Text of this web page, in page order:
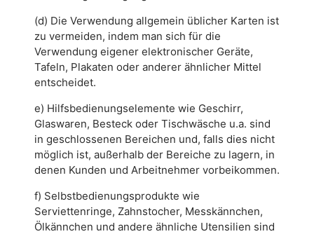
(d) Die Verwendung allgemein üblicher Karten ist
zu vermeiden, indem man sich für die
Verwendung eigener elektronischer Geräte,
Tafeln, Plakaten oder anderer ähnlicher Mittel
entscheidet.
e) Hilfsbedienungselemente wie Geschirr,
Glaswaren, Besteck oder Tischwäsche u.a. sind
in geschlossenen Bereichen und, falls dies nicht
möglich ist, außerhalb der Bereiche zu lagern, in
denen Kunden und Arbeitnehmer vorbeikommen.
f) Selbstbedienungsprodukte wie
Serviettenringe, Zahnstocher, Messkännchen,
Ölkännchen und andere ähnliche Utensilien sind